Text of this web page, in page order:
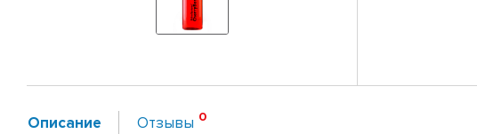
Описание Отзывы